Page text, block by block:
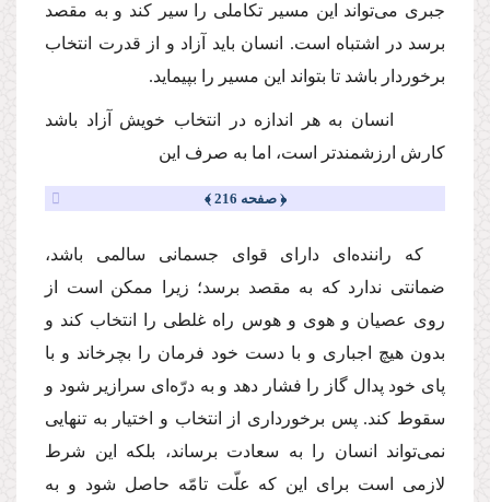
جبرى مى‌تواند این مسیر تكاملى را سیر كند و به مقصد
برسد در اشتباه است. انسان باید آزاد و از قدرت انتخاب
برخوردار باشد تا بتواند این مسیر را بپیماید.
انسان به هر اندازه در انتخاب خویش آزاد باشد
كارش ارزشمندتر است، اما به صرف این
﴿ صفحه 216 ﴾
كه راننده‌اى داراى قواى جسمانى سالمى باشد،
ضمانتى ندارد كه به مقصد برسد؛ زیرا ممكن است از
روى عصیان و هوى و هوس راه غلطى را انتخاب كند و
بدون هیچ اجبارى و با دست خود فرمان را بچرخاند و با
پاى خود پدال گاز را فشار دهد و به درّه‌اى سرازیر شود و
سقوط كند. پس برخوردارى از انتخاب و اختیار به تنهایى
نمى‌تواند انسان را به سعادت برساند، بلكه این شرط
لازمى است براى این كه علّت تامّه حاصل شود و به